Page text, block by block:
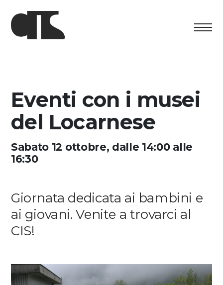
Esposizione
Programma culturale
Sostenere
DE EN IT
Eventi con i musei
del Locarnese
Sabato 12 ottobre, dalle 14:00 alle
16:30
Giornata dedicata ai bambini e
ai giovani. Venite a trovarci al
CIS!